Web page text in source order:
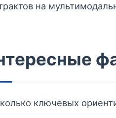
на
ключевых